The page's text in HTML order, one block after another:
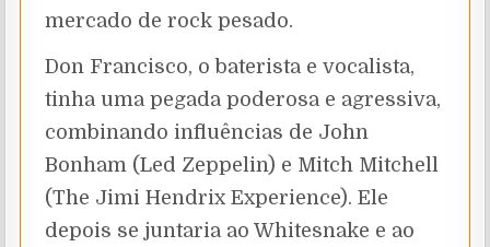
mercado de rock pesado.
Don Francisco, o baterista e vocalista,
tinha uma pegada poderosa e agressiva,
combinando influências de John
Bonham (Led Zeppelin) e Mitch Mitchell
(The Jimi Hendrix Experience). Ele
depois se juntaria ao Whitesnake e ao